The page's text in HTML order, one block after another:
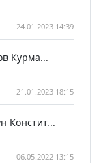
24.01.2023 14:39
Курма...
21.01.2023 18:15
Констит...
06.05.2022 13:15